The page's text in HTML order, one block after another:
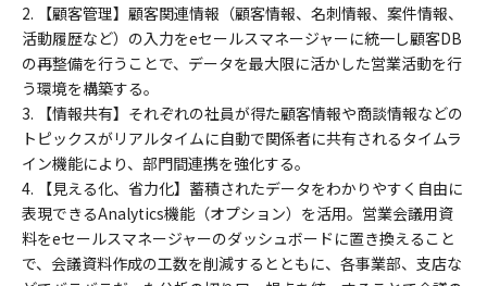
2. 【顧客管理】顧客関連情報（顧客情報、名刺情報、案件情報、
活動履歴など）の入力をeセールスマネージャーに統一し顧客DB
の再整備を行うことで、データを最大限に活かした営業活動を行
う環境を構築する。
3. 【情報共有】それぞれの社員が得た顧客情報や商談情報などの
トピックスがリアルタイムに自動で関係者に共有されるタイムラ
イン機能により、部門間連携を強化する。
4. 【見える化、省力化】蓄積されたデータをわかりやすく自由に
表現できるAnalytics機能（オプション）を活用。営業会議用資
料をeセールスマネージャーのダッシュボードに置き換えること
で、会議資料作成の工数を削減するとともに、各事業部、支店な